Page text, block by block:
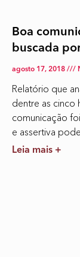
Boa
buscada
agosto 17, 2018
Relatório que
dentre as cinco
comunicação
e assertiva
Leia mais +